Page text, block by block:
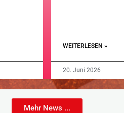
WEITERLESEN »
20. Juni 2026
Mehr News ...